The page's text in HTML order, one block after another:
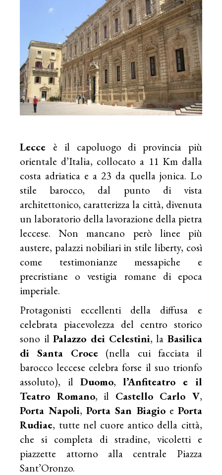
Lecce è il capoluogo di provincia più
orientale d’Italia, collocato a 11 Km dalla
costa adriatica e a 23 da quella jonica. Lo
stile barocco, dal punto di vista
architettonico, caratterizza la città, divenuta
un laboratorio della lavorazione della pietra
leccese. Non mancano però linee più
austere, palazzi nobiliari in stile liberty, così
come testimonianze messapiche e
precristiane o vestigia romane di epoca
imperiale.
Protagonisti eccellenti della diffusa e
celebrata piacevolezza del centro storico
sono ilPalazzo dei Celestini, la Basilica
di Santa Croce (nella cui facciata il
barocco leccese celebra forse il suo trionfo
assoluto), il Duomo,l’Anfiteatro e il
Teatro Romano, il Castello Carlo V,
Porta Napoli,Porta San Biagioe Porta
Rudiae, tutte nel cuore antico della città,
che si completa di stradine, vicoletti e
piazzette attorno alla centrale Piazza
Sant’Oronzo.